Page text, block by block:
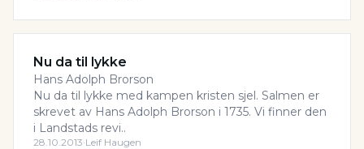
Nu da til lykke
Hans Adolph Brorson
Nu da til lykke med kampen kristen sjel. Salmen er
skrevet av Hans Adolph Brorson i 1735. Vi finner den
i Landstads revi..
28.10.2013·Leif Haugen